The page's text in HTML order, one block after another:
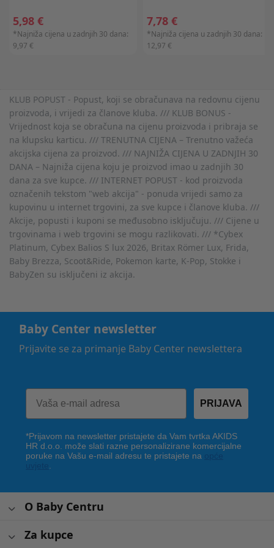
5,98 €
*Najniža cijena u zadnjih 30 dana:
9,97 €
7,78 €
*Najniža cijena u zadnjih 30 dana:
12,97 €
KLUB POPUST - Popust, koji se obračunava na redovnu cijenu
proizvoda, i vrijedi za članove kluba. /// KLUB BONUS -
Vrijednost koja se obračuna na cijenu proizvoda i pribraja se
na klupsku karticu. /// TRENUTNA CIJENA – Trenutno važeća
akcijska cijena za proizvod. /// NAJNIŽA CIJENA U ZADNJIH 30
DANA – Najniža cijena koju je proizvod imao u zadnjih 30
dana za sve kupce. /// INTERNET POPUST - kod proizvoda
označenih tekstom "web akcija" - ponuda vrijedi samo za
kupovinu u internet trgovini, za sve kupce i članove kluba. ///
Akcije, popusti i kuponi se međusobno isključuju. /// Cijene u
trgovinama i web trgovini se mogu razlikovati. /// *Cybex
Platinum, Cybex Balios S lux 2026, Britax Römer Lux, Frida,
Baby Brezza, Scoot&Ride, Pokemon karte, K-Pop, Stokke i
BabyZen su isključeni iz akcija.
Baby Center newsletter
Prijavite se za primanje Baby Center newslettera
PRIJAVA
*Prijavom na newsletter pristajete da Vam tvrtka AKIDS
HR d.o.o. može slati razne personalizirane komercijalne
poruke na Vašu e-mail adresu te pristajete na
O Baby Centru
Za kupce